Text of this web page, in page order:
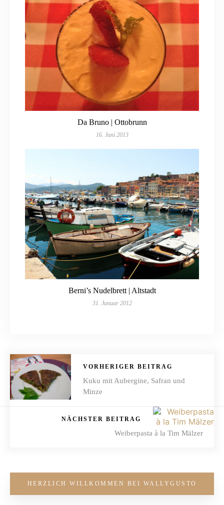
Da Bruno | Ottobrunn
16. Juni 2013
Berni’s Nudelbrett | Altstadt
31. Januar 2012
VORHERIGER BEITRAG
Kuku mit Aubergine, Safran und
Minze
NÄCHSTER BEITRAG
Weiberpasta à la Tim Mälzer
HERZLICH WILLKOMMEN BEI WALLYGUSTO